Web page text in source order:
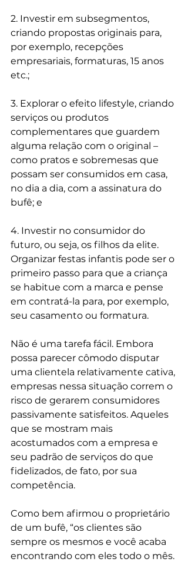
2. Investir em subsegmentos,
criando propostas originais para,
por exemplo, recepções
empresariais, formaturas, 15 anos
etc.;
3. Explorar o efeito lifestyle, criando
serviços ou produtos
complementares que guardem
alguma relação com o original –
como pratos e sobremesas que
possam ser consumidos em casa,
no dia a dia, com a assinatura do
bufê; e
4. Investir no consumidor do
futuro, ou seja, os filhos da elite.
Organizar festas infantis pode ser o
primeiro passo para que a criança
se habitue com a marca e pense
em contratá-la para, por exemplo,
seu casamento ou formatura.
Não é uma tarefa fácil. Embora
possa parecer cômodo disputar
uma clientela relativamente cativa,
empresas nessa situação correm o
risco de gerarem consumidores
passivamente satisfeitos. Aqueles
que se mostram mais
acostumados com a empresa e
seu padrão de serviços do que
fidelizados, de fato, por sua
competência.
Como bem afirmou o proprietário
de um bufê, “os clientes são
sempre os mesmos e você acaba
encontrando com eles todo o mês.